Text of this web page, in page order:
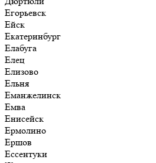
Егорьевск
Ейск
Екатеринбург
Елабуга
Елец
Елизово
Ельня
Еманжелинск
Емва
Енисейск
Ермолино
Ершов
Ессентуки